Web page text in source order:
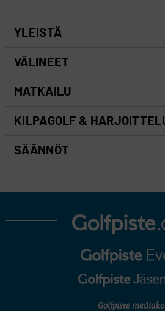
YLEISTÄ
VÄLINEET
MATKAILU
KILPAGOLF &
SÄÄNNÖT
Golfpiste